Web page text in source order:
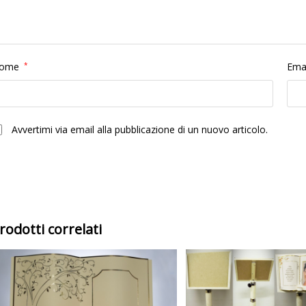
*
Avvertimi via email alla pubblicazione di un nuovo articolo.
correlati